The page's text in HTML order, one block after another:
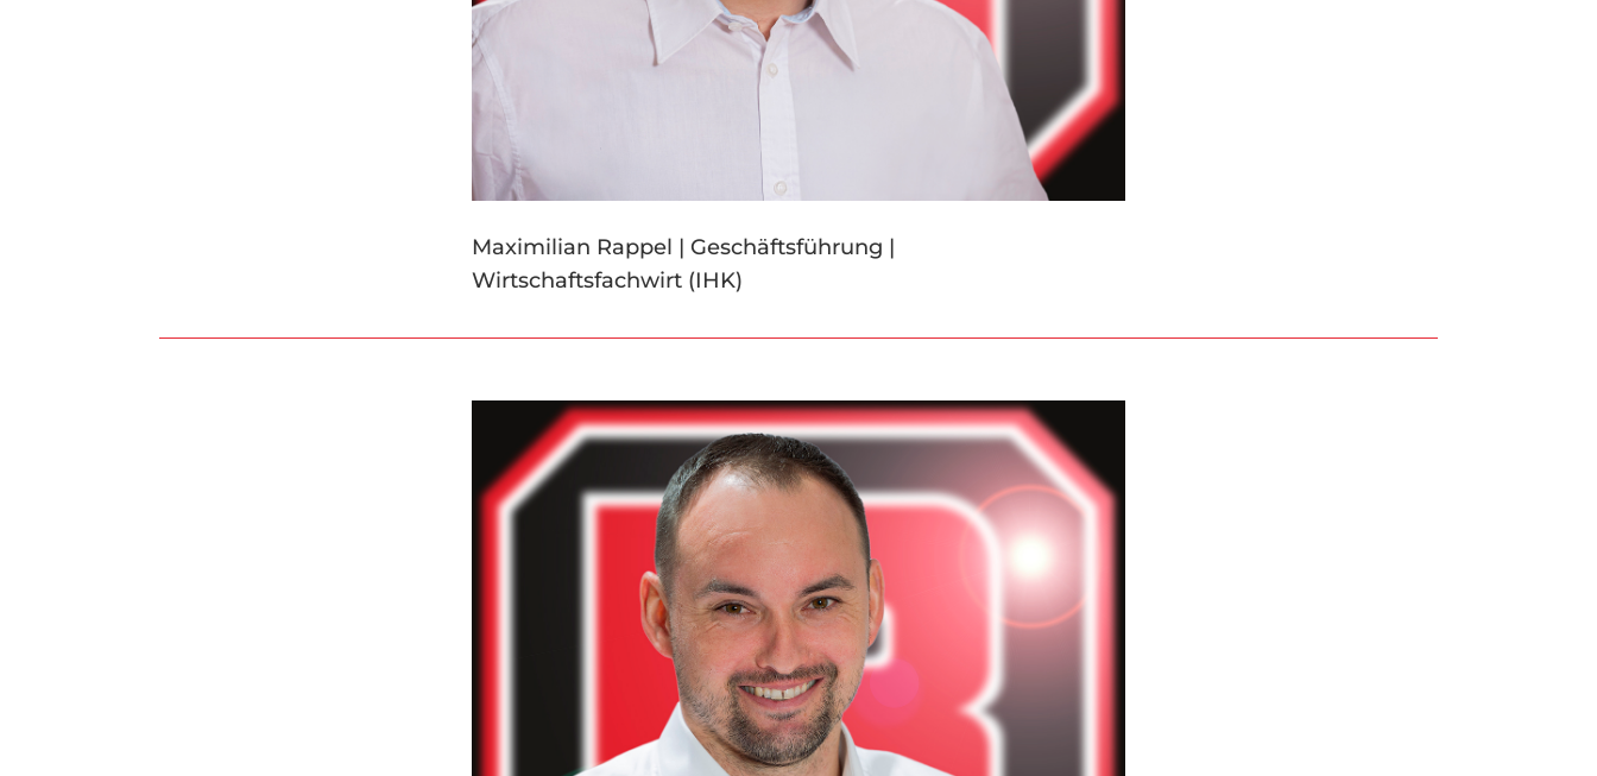
Maximilian Rappel | Geschäftsführung |
Wirtschaftsfachwirt (IHK)